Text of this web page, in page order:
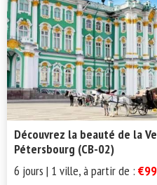
Découvrez la beauté de la
Pétersbourg (CB-02)
6 jours | 1 ville, à partir de :